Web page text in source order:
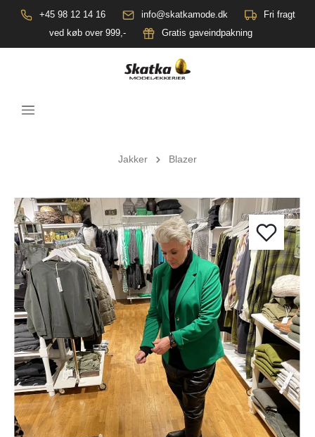
+45 98 12 14 16 info@skatkamode.dk
Fri fragt
ved køb over 999,-
Gratis gaveindpakning
Jakker Blazer